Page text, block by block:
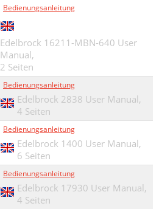
Bedienungsanleitung
Edelbrock 16211-MBN-640 User
Manual,
2 Seiten
Bedienungsanleitung
Edelbrock 2838 User Manual,
4 Seiten
Bedienungsanleitung
Edelbrock 1400 User Manual,
6 Seiten
Bedienungsanleitung
Edelbrock 17930 User Manual,
4 Seiten